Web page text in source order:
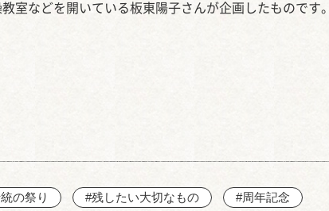
室などを開いている板東陽子さんが企画したものです。
の祭り #残したい大切なもの #周年記念